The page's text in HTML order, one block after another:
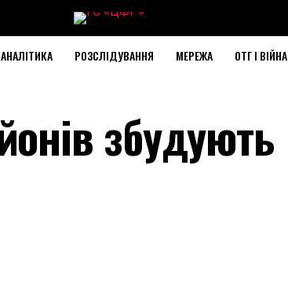
АНАЛІТИКА РОЗСЛІДУВАННЯ МЕРЕЖА ОТГ І ВІЙНА
збудують